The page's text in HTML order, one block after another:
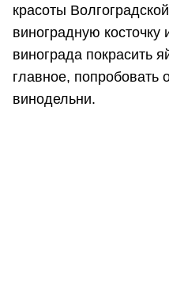
красоты
виноградную
винограда покрасить
главное, попробовать
винодельни.